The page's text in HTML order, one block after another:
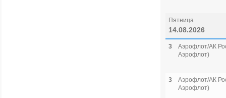
Пятница
14.08.2026
3
Аэрофлот/АК
Аэрофлот)
3
Аэрофлот/АК
Аэрофлот)